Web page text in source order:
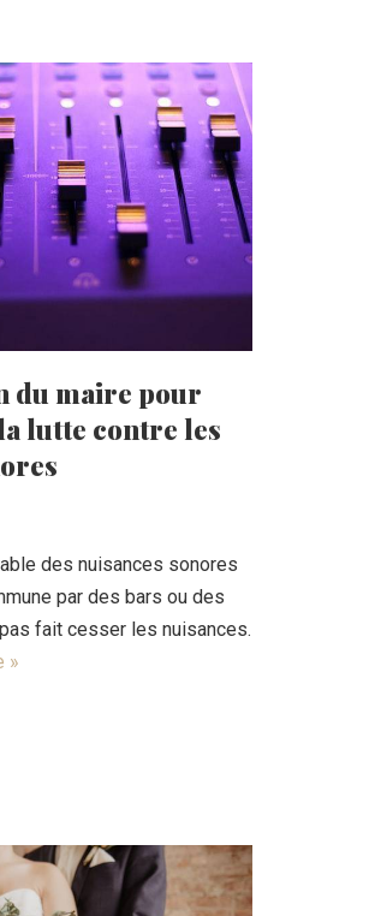
du maire pour
lutte contre les
des nuisances sonores
par des bars ou des
pas fait cesser les nuisances.
»